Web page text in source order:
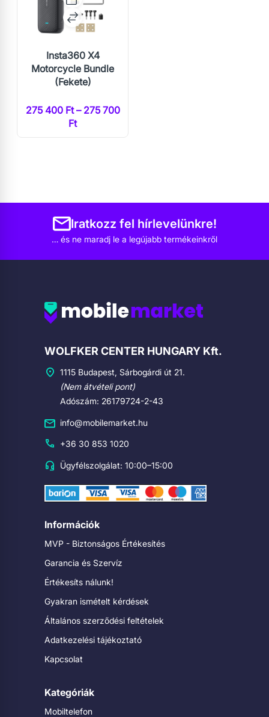
Insta360 X4
Motorcycle Bundle
(Fekete)
275 400 Ft – 275 700
Ft
Iratkozz fel hírlevelünkre!
… és ne maradj le a legújabb termékeinkről
Cégadatok
WOLFKER CENTER HUNGARY Kft.
1115 Budapest, Sárbogárdi út 21.
(Nem átvételi pont)
Adószám: 26179724-2-43
info@mobilemarket.hu
+36 30 853 1020
Ügyfélszolgálat: 10:00–15:00
Információk
MVP - Biztonságos Értékesítés
Garancia és Szervíz
Értékesíts nálunk!
Gyakran ismételt kérdések
Általános szerződési feltételek
Adatkezelési tájékoztató
Kapcsolat
Kategóriák
Mobiltelefon